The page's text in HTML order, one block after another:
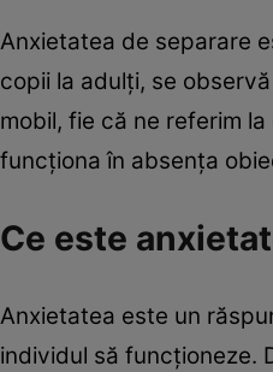
Anxietatea de separare
copii la adulți, se
mobil, fie că ne referim
funcționa în absența
Ce este
Anxietatea este un
individul să funcționeze.